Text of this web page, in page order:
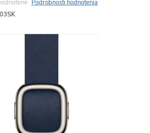
Podrobnosti hodnotenia